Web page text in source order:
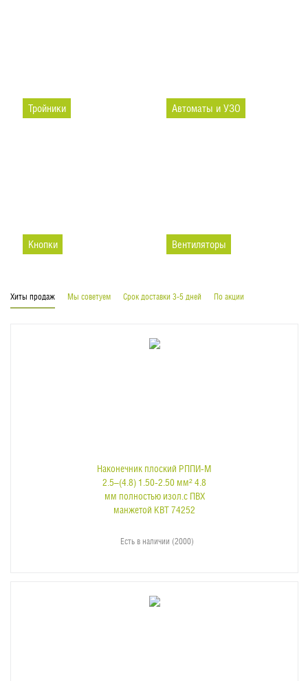
Тройники Автоматы и УЗО
Кнопки Вентиляторы
Хиты продаж Мы советуем Срок доставки 3-5 дней По акции
Наконечник плоский РППИ-М
2.5–(4.8) 1.50-2.50 мм² 4.8
мм полностью изол.с ПВХ
манжетой КВТ 74252
Есть в наличии (2000)